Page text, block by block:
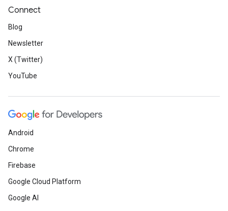
Connect
Blog
Newsletter
X (Twitter)
YouTube
Android
Chrome
Firebase
Google Cloud Platform
Google AI